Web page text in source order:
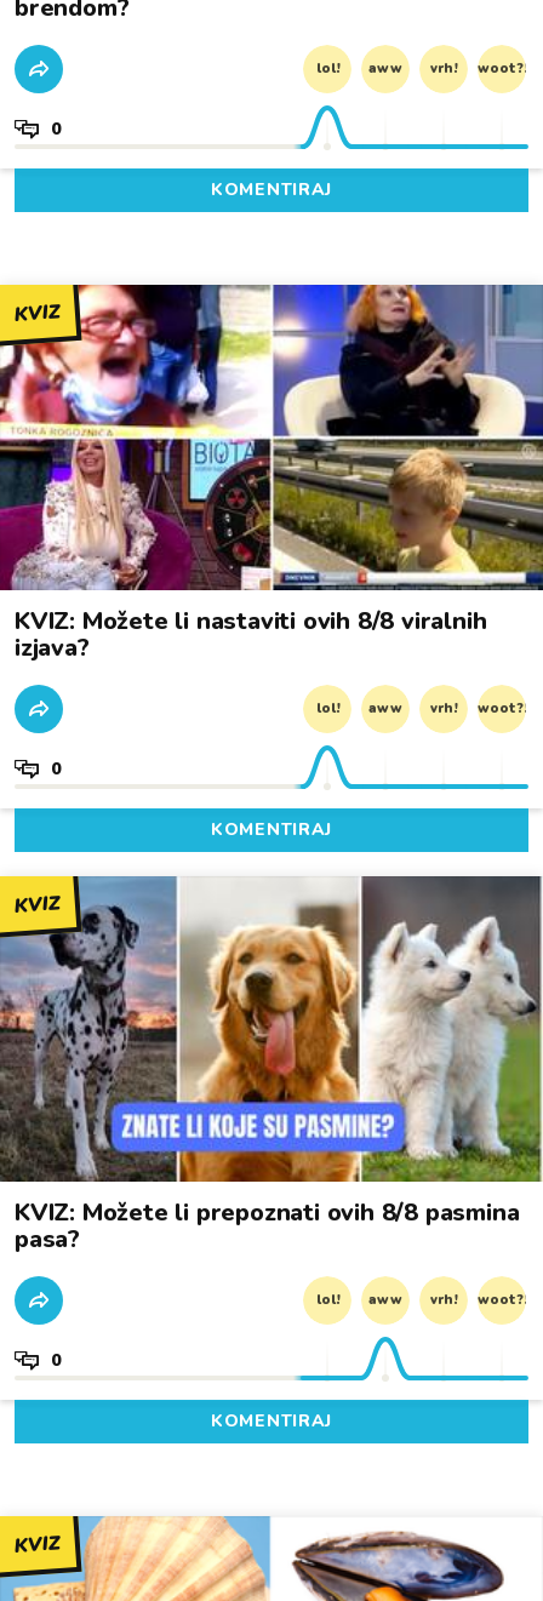
brendom?
lol! aww vrh! woot?!
0
KOMENTIRAJ
KVIZ
KVIZ: Možete li nastaviti ovih 8/8 viralnih
izjava?
lol! aww vrh! woot?!
0
KOMENTIRAJ
KVIZ
KVIZ: Možete li prepoznati ovih 8/8 pasmina
pasa?
lol! aww vrh! woot?!
0
KOMENTIRAJ
KVIZ